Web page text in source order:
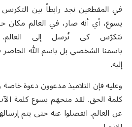
في المقطعين نجد رابطاً بين
يسوع، أي أنه صار، في العالم
نتكرّس كي نُرسل إلى
باسمنا الشخصي بل باسم الله الحاضر
إليه.
وعليه فإن التلاميذ مدعوون دعوة
عن العالم. انفصلوا عنه حتى يتم